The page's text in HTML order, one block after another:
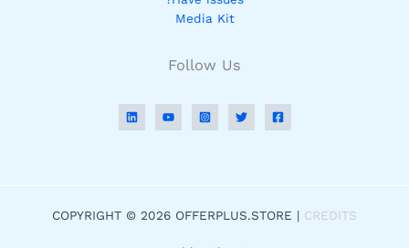
Media Kit
Follow Us
COPYRIGHT © 2026 OFFERPLUS.STORE | CREDITS